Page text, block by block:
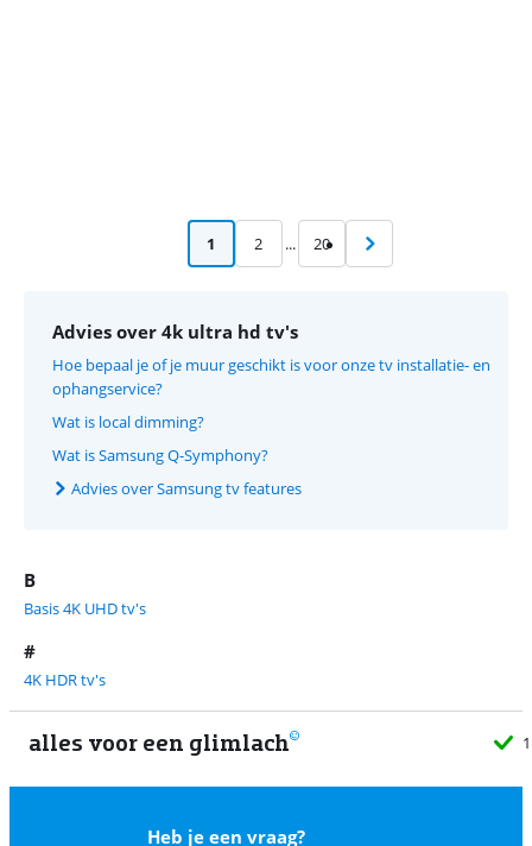
1 2 ... 20
Advies over 4k ultra hd tv's
Hoe bepaal je of je muur geschikt is voor onze tv installatie- en
ophangservice?
Wat is local dimming?
Wat is Samsung Q-Symphony?
Advies over Samsung tv features
B
Basis 4K UHD tv's
#
4K HDR tv's
alles voor een glimlach
Heb je een vraag?